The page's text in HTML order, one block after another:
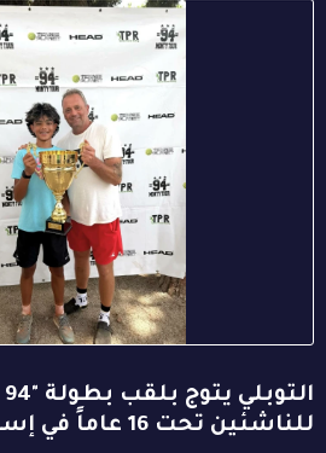
للناشئين تحت 16 عاماً في إسبانيا